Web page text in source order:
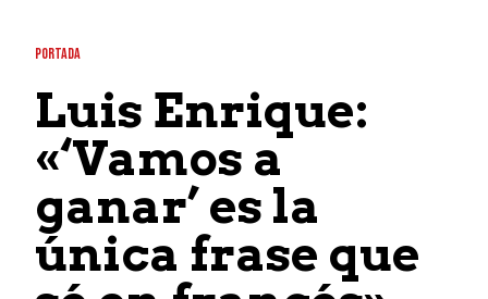
PORTADA
Luis Enrique:
«‘Vamos a
ganar’ es la
única frase que